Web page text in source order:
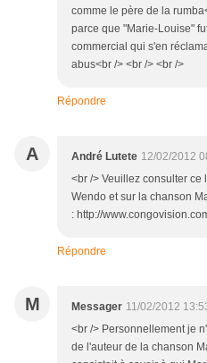
comme le père de la
parce que "Marie-Louise"
commercial qui s'en
abus<br /> <br /> <br />
Répondre
A André Lutete 12/02/2012
<br /> Veuillez consulter ce
Wendo et sur la chanson
: http://
Répondre
M Messager 11/02/2012
<br /> Personnellement je
de l'auteur de la chanson